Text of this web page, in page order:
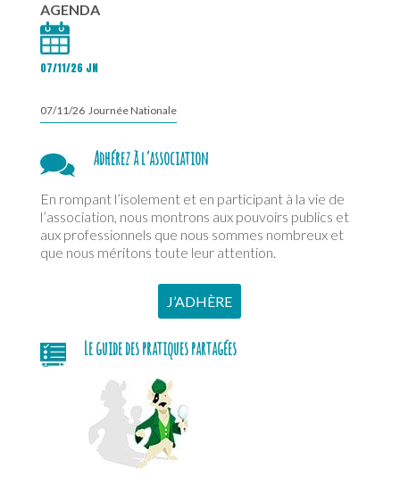
AGENDA
07/11/26 JN
07/11/26 Journée Nationale
Adhérez à l’association
En rompant l’isolement et en participant à la vie de
l’association, nous montrons aux pouvoirs publics et
aux professionnels que nous sommes nombreux et
que nous méritons toute leur attention.
J’ADHÈRE
Le guide des pratiques partagées